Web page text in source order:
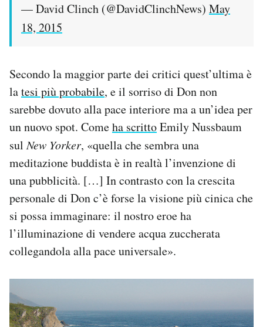
— David Clinch (@DavidClinchNews) May
18, 2015
Secondo la maggior parte dei critici quest’ultima è
latesi più probabile, e il sorriso di Don non
sarebbe dovuto alla pace interiore ma a un’idea per
un nuovo spot. Comeha scrittoEmily Nussbaum
sulNew Yorker, «quella che sembra una
meditazione buddista è in realtà l’invenzione di
una pubblicità. […] In contrasto con la crescita
personale di Don c’è forse la visione più cinica che
si possa immaginare: il nostro eroe ha
l’illuminazione di vendere acqua zuccherata
collegandola alla pace universale».